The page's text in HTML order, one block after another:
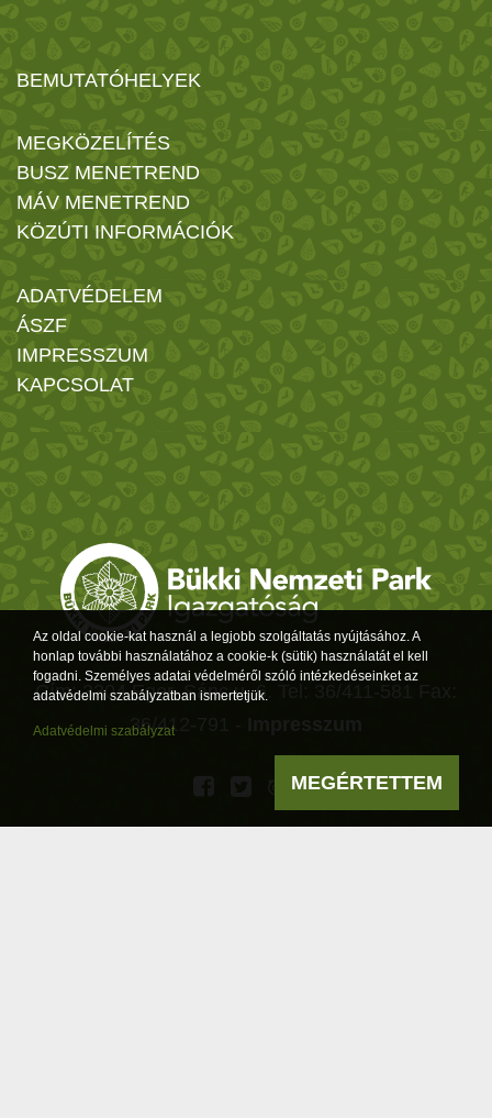
BEMUTATÓHELYEK
MEGKÖZELÍTÉS
BUSZ MENETREND
MÁV MENETREND
KÖZÚTI INFORMÁCIÓK
ADATVÉDELEM
ÁSZF
IMPRESSZUM
KAPCSOLAT
Cím: 3304 Eger, Sánc u. 6. Tel: 36/411-581 Fax:
36/412-791 -
Az oldal cookie-kat használ a legjobb szolgáltatás nyújtásához. A
honlap további használatához a cookie-k (sütik) használatát el kell
fogadni. Személyes adatai védelméről szóló intézkedéseinket az
adatvédelmi szabályzatban ismertetjük.
Adatvédelmi szabályzat
MEGÉRTETTEM